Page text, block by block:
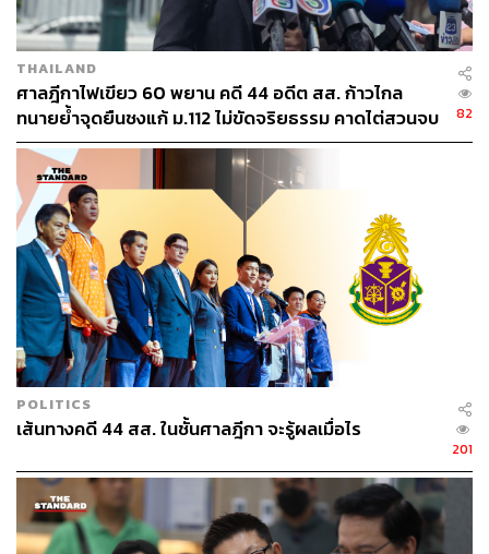
THAILAND
ศาลฎีกาไฟเขียว 60 พยาน คดี 44 อดีต สส. ก้าวไกล
ทนายย้ำจุดยืนชงแก้ ม.112 ไม่ขัดจริยธรรม คาดไต่สวนจบ
พฤษภาคมปี 2570
82
POLITICS
เส้นทางคดี 44 สส. ในชั้นศาลฎีกา จะรู้ผลเมื่อไร
201